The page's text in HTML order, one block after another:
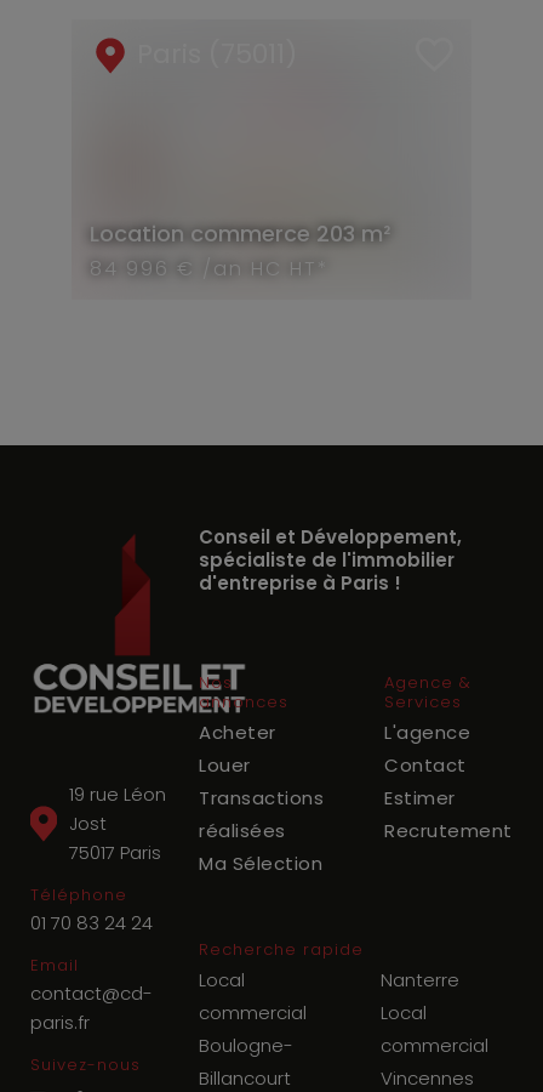
Location commerce 203 m²
84 996 € /an HC HT*
19 rue Léon
Jost
75017 Paris
Téléphone
01 70 83 24 24
Email
contact@cd-
paris.fr
Suivez-nous
Conseil et Développement,
spécialiste de l'immobilier
d'entreprise à Paris !
Nos
annonces
Acheter
Louer
Transactions
réalisées
Ma Sélection
Agence &
Services
L'agence
Contact
Estimer
Recrutement
Recherche rapide
Local
commercial
Boulogne-
Billancourt
Nanterre
Local
commercial
Vincennes